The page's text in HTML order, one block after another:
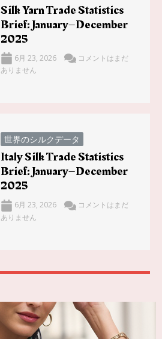
Silk Yarn Trade Statistics
Brief: January–December
2025
6月 23, 2026
コメントはまだ
ありません
世界のシルクデータ
Italy Silk Trade Statistics
Brief: January–December
2025
6月 23, 2026
コメントはまだ
ありません